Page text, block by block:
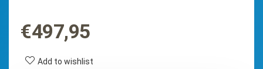
€497,95
Add to wishlist